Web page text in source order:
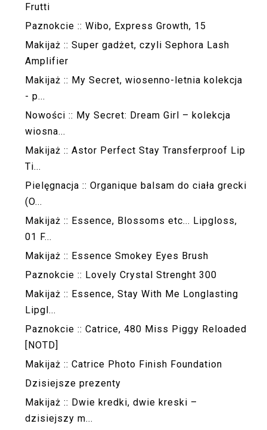
Frutti
Paznokcie :: Wibo, Express Growth, 15
Makijaż :: Super gadżet, czyli Sephora Lash
Amplifier
Makijaż :: My Secret, wiosenno-letnia kolekcja
- p...
Nowości :: My Secret: Dream Girl – kolekcja
wiosna...
Makijaż :: Astor Perfect Stay Transferproof Lip
Ti...
Pielęgnacja :: Organique balsam do ciała grecki
(O...
Makijaż :: Essence, Blossoms etc... Lipgloss,
01 F...
Makijaż :: Essence Smokey Eyes Brush
Paznokcie :: Lovely Crystal Strenght 300
Makijaż :: Essence, Stay With Me Longlasting
Lipgl...
Paznokcie :: Catrice, 480 Miss Piggy Reloaded
[NOTD]
Makijaż :: Catrice Photo Finish Foundation
Dzisiejsze prezenty
Makijaż :: Dwie kredki, dwie kreski –
dzisiejszy m...